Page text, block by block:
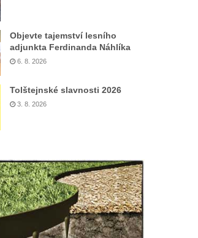
Objevte tajemství lesního
adjunkta Ferdinanda Náhlíka
6. 8. 2026
Tolštejnské slavnosti 2026
3. 8. 2026